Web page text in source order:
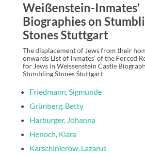
Weißenstein-Inmates’
Biographies on
Stones Stuttgart
The displacement of Jews from their
onwards List of Inmates' of the Forced
for Jews in Weissenstein Castle
Stumbling Stones Stuttgart
Friedmann, Sigmunde
Grünberg, Betty
Harburger, Johanna
Henoch, Klara
Karschinierow, Lazarus